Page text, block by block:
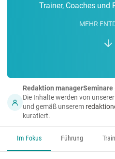
Trainer, Coaches und
MEHR
Redaktion managerSeminare
Die Inhalte werden von
und gemäß unserem
kuratiert.
Im Fokus Führung